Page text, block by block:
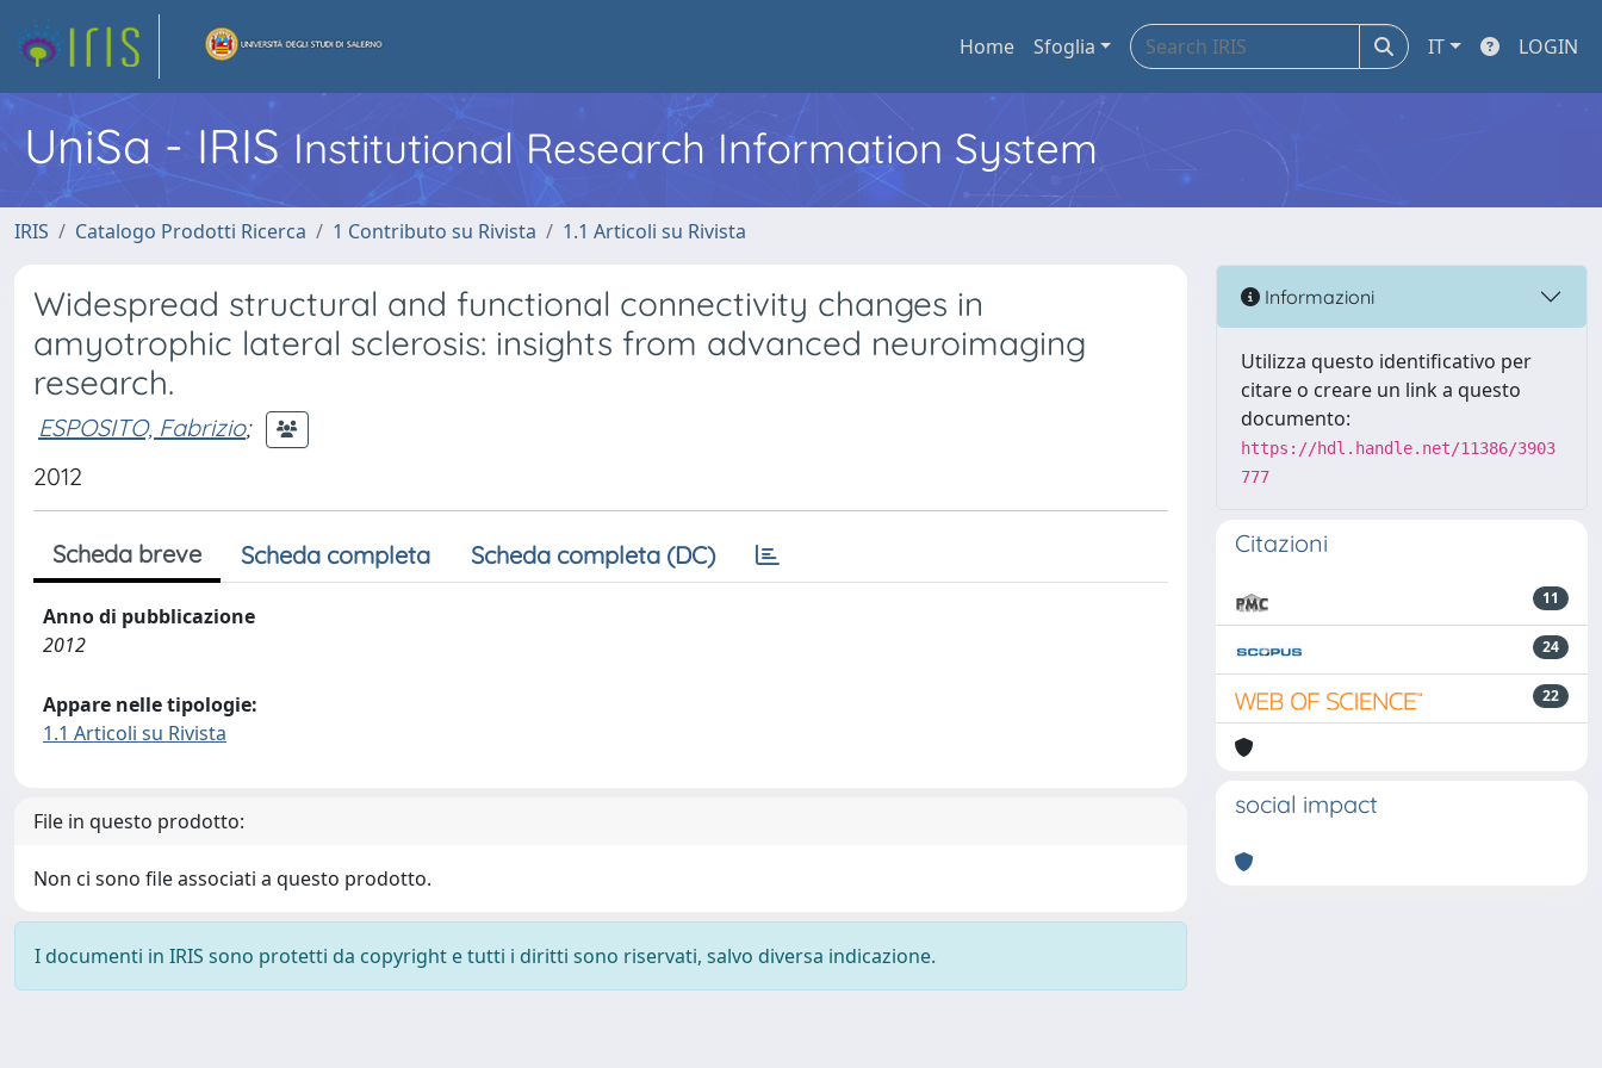
Home Sfoglia IT LOGIN
UniSa - IRIS Institutional Research Information System
IRIS Catalogo Prodotti Ricerca 1 Contributo su Rivista 1.1 Articoli su Rivista
Widespread structural and functional connectivity changes in
amyotrophic lateral sclerosis: insights from advanced neuroimaging
research.
ESPOSITO, Fabrizio;
2012
Scheda breve Scheda completa Scheda completa (DC)
Anno di pubblicazione
2012
Appare nelle tipologie:
1.1 Articoli su Rivista
File in questo prodotto:
Non ci sono file associati a questo prodotto.
I documenti in IRIS sono protetti da copyright e tutti i diritti sono riservati, salvo diversa indicazione.
Informazioni
Utilizza questo identificativo per
citare o creare un link a questo
documento:
https://hdl.handle.net/11386/3903
777
Citazioni
11
24
22
social impact